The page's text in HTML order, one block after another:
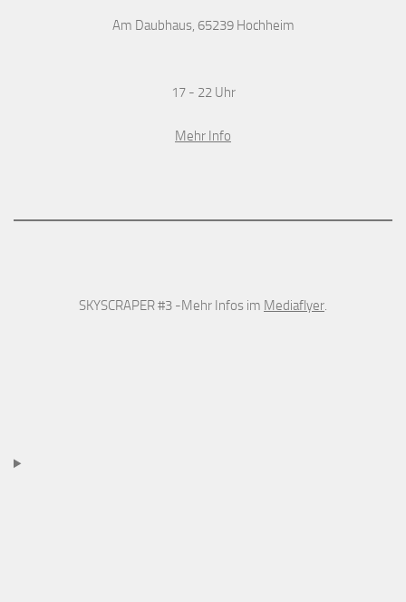
Am Daubhaus, 65239 Hochheim
17 - 22 Uhr
Mehr Info
SKYSCRAPER #3 -Mehr Infos im Mediaflyer.